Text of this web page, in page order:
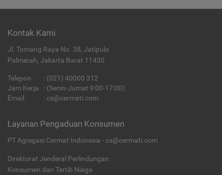
Kontak Kami
Jl. Tomang Raya No. 38, Jatipulo
Palmerah, Jakarta Barat 11430
Telepon : (021) 40000 312
Jam Kerja
: (Senin-Jumat 9:00-17:00)
Email
: cs@cermati.com
Layanan Pengaduan Konsumen
PT Agregasi Cermat Indonesia - cs@cermati.com
Direktorat Jenderal Perlindungan
Konsumen dan Tertib Niaga